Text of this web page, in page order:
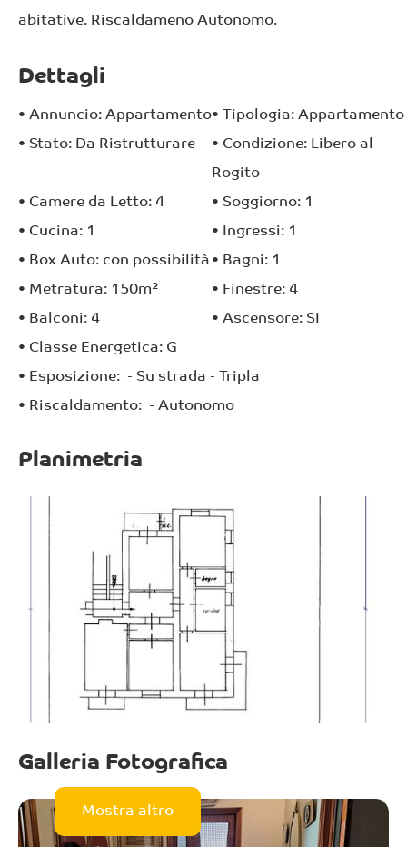
abitative. Riscaldameno Autonomo.
Dettagli
• Annuncio: Appartamento• Tipologia: Appartamento
• Stato: Da Ristrutturare • Condizione: Libero al
Rogito
• Camere da Letto: 4 • Soggiorno: 1
• Cucina: 1 • Ingressi: 1
• Box Auto: con possibilità • Bagni: 1
• Metratura: 150m² • Finestre: 4
• Balconi: 4 • Ascensore: SI
• Classe Energetica: G
• Esposizione: - Su strada - Tripla
• Riscaldamento: - Autonomo
Planimetria
Mostra altro
Galleria Fotografica